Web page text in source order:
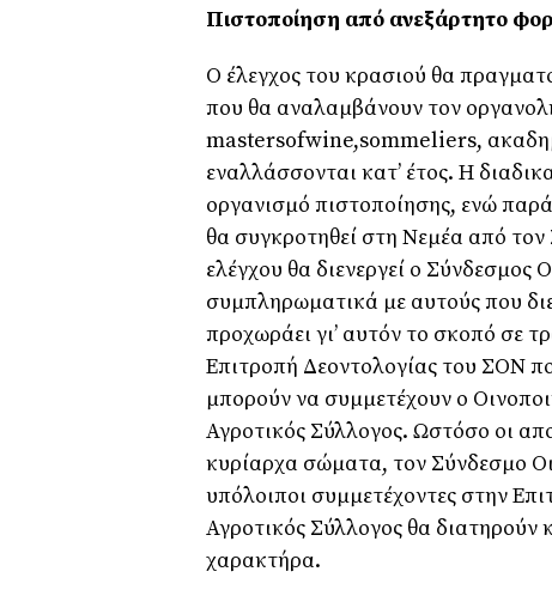
Πιστοποίηση από ανεξάρτητο
Ο έλεγχος του κρασιού θα
που θα αναλαμβάνουν τον
mastersofwine,sommeliers,
εναλλάσσονται κατ’ έτος. Η
οργανισμό πιστοποίησης, ενώ
θα συγκροτηθεί στη Νεμέα από
ελέγχου θα διενεργεί ο Σύνδεσμος
συμπληρωματικά με αυτούς που
προχωράει γι’ αυτόν το σκοπό σε
Επιτροπή Δεοντολογίας του ΣΟΝ
μπορούν να συμμετέχουν ο
Αγροτικός Σύλλογος. Ωστόσο οι
κυρίαρχα σώματα, τον Σύνδεσμο
υπόλοιποι συμμετέχοντες στην
Αγροτικός Σύλλογος θα διατηρούν
χαρακτήρα.